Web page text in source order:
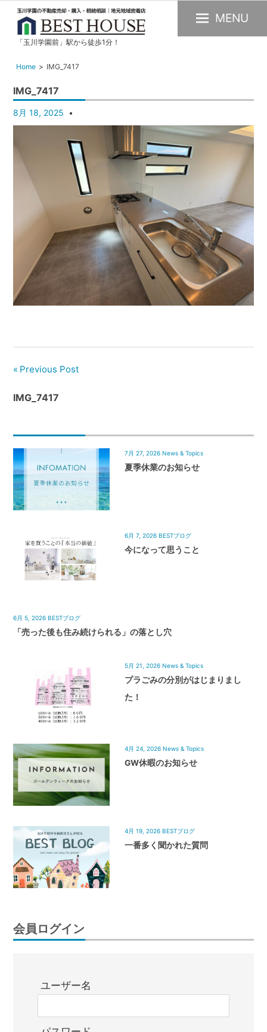
玉
川
園
の
不
産
購
入・
却・
賃
貸・
管
理
｜
密
着
HOUSE
「玉川学園前」駅から徒歩1分！
MENU
Home IMG_7417
IMG_7417
8月 18, 2025
Previous Post
IMG_7417
7月 27, 2026 News & Topics
夏季休業のお知らせ
6月 7, 2026 BESTブログ
今になって思うこと
6月 5, 2026 BESTブログ
「売った後も住み続けられる」の落とし穴
5月 21, 2026 News & Topics
プラごみの分別がはじまりまし
た！
4月 24, 2026 News & Topics
GW休暇のお知らせ
4月 19, 2026 BESTブログ
一番多く聞かれた質問
会員ログイン
ユーザー名